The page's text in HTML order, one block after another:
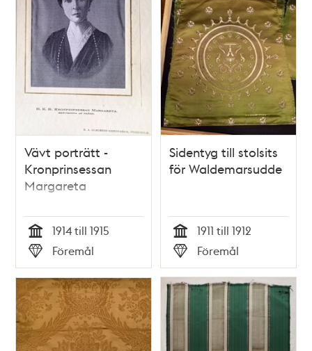
Vävt porträtt -
Kronprinsessan
Margareta
Tid
1914 till 1915
Typ
Föremål
Sidentyg till stolsits
för Waldemarsudde
Tid
1911 till 1912
Typ
Föremål